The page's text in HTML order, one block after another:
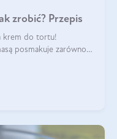
zrobić? Przepis
krem do tortu!
posmakuje zarówno